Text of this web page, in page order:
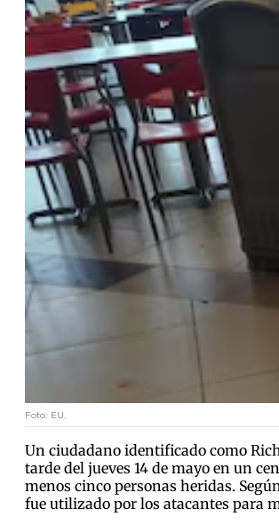
Foto: EU.
Un ciudadano identificado como
tarde del jueves 14 de mayo en un
menos cinco personas heridas.
fue utilizado por los atacantes para